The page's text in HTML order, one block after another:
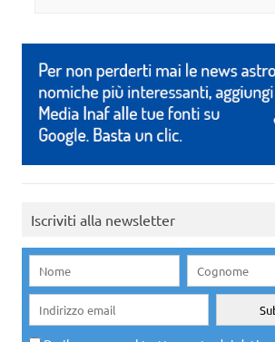
Iscriviti alla newsletter